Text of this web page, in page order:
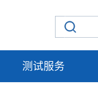
测试服务